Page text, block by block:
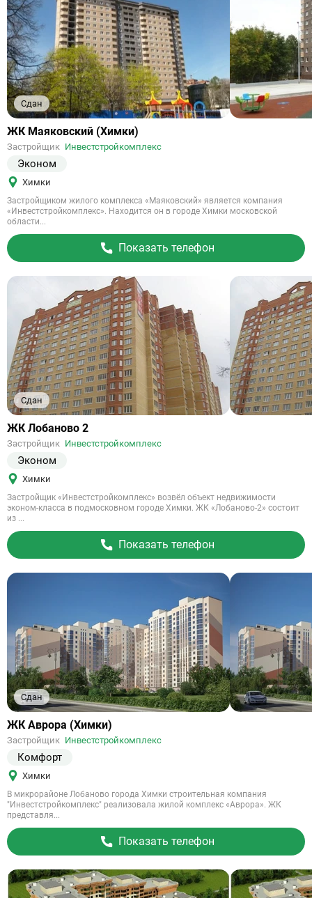
Сдан
Ссылка
объект
ЖК Маяковский (Химки)
Застройщик Инвестстройкомплекс
Эконом
Химки
Застройщиком жилого комплекса «Маяковский» является компания
«Инвестстройкомплекс». Находится он в городе Химки московской
области...
Показать телефон
Сдан
Ссылка
объект
ЖК Лобаново 2
Застройщик Инвестстройкомплекс
Эконом
Химки
Застройщик «Инвестстройкомплекс» возвёл объект недвижимости
эконом-класса в подмосковном городе Химки. ЖК «Лобаново-2» состоит
из ...
Показать телефон
Сдан
Ссылка
объект
ЖК Аврора (Химки)
Застройщик Инвестстройкомплекс
Комфорт
Химки
В микрорайоне Лобаново города Химки строительная компания
"Инвестстройкомплекс" реализовала жилой комплекс «Аврора». ЖК
представля...
Показать телефон